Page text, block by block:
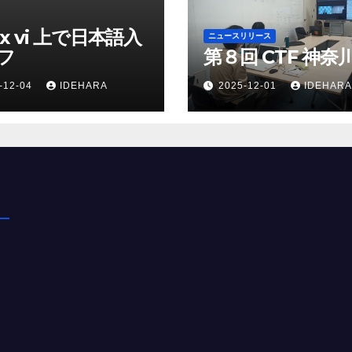
り
vi 上で日本語入
12-04 IDEHARA
ニュースリリース
第８回 CTF 神奈
2025-12-01 IDEHARA